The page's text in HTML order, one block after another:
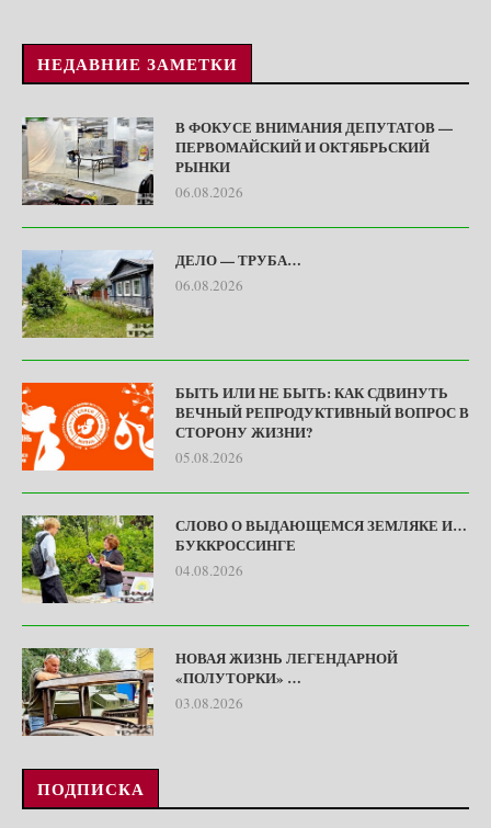
НЕДАВНИЕ ЗАМЕТКИ
В ФОКУСЕ ВНИМАНИЯ ДЕПУТАТОВ —
ПЕРВОМАЙСКИЙ И ОКТЯБРЬСКИЙ
РЫНКИ
06.08.2026
ДЕЛО — ТРУБА…
06.08.2026
БЫТЬ ИЛИ НЕ БЫТЬ: КАК СДВИНУТЬ
ВЕЧНЫЙ РЕПРОДУКТИВНЫЙ ВОПРОС В
СТОРОНУ ЖИЗНИ?
05.08.2026
СЛОВО О ВЫДАЮЩЕМСЯ ЗЕМЛЯКЕ И…
БУККРОССИНГЕ
04.08.2026
НОВАЯ ЖИЗНЬ ЛЕГЕНДАРНОЙ
«ПОЛУТОРКИ» …
03.08.2026
ПОДПИСКА